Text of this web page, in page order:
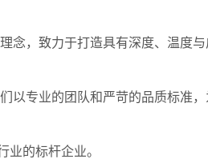
念，致力于打造具有深度、温度
以专业的团队和严苛的品质标准
的标杆企业。